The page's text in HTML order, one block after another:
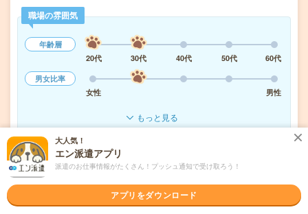
職場の雰囲気
年齢層
20代
30代 40代 50代
60代
男女比率
女性
男性
もっと見る
気になる!
大人気！
エン派遣アプリ
派遣のお仕事情報がたくさん！プッシュ通知で受け取ろう！
アプリをダウンロード